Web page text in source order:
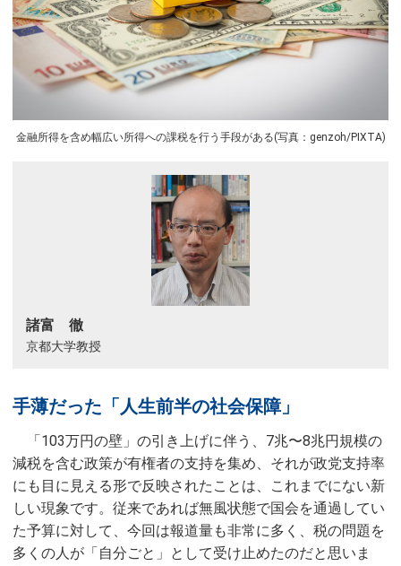
金融所得を含め幅広い所得への課税を行う手段がある(写真：genzoh/PIXTA)
諸富 徹
京都大学教授
手薄だった「人生前半の社会保障」
「103万円の壁」の引き上げに伴う、7兆〜8兆円規模の
減税を含む政策が有権者の支持を集め、それが政党支持率
にも目に見える形で反映されたことは、これまでにない新
しい現象です。従来であれば無風状態で国会を通過してい
た予算に対して、今回は報道量も非常に多く、税の問題を
多くの人が「自分ごと」として受け止めたのだと思いま